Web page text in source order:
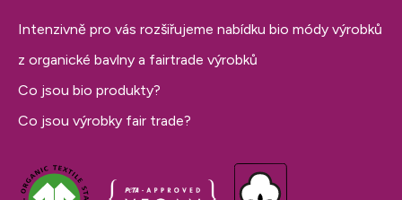
Intenzivně pro vás rozšiřujeme nabídku bio módy výrobků
z organické bavlny a fairtrade výrobků
Co jsou bio produkty?
Co jsou výrobky fair trade?